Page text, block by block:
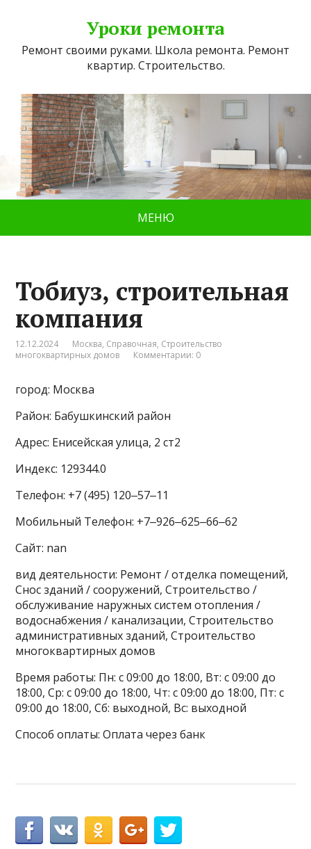
Уроки ремонта
Ремонт своими руками. Школа ремонта. Ремонт
квартир. Строительство.
МЕНЮ
Тобиуз, строительная
компания
12.12.2024 Москва, Справочная, Строительство
многоквартирных домов
Комментарии: 0
город: Москва
Район: Бабушкинский район
Адрес: Енисейская улица, 2 ст2
Индекс: 129344.0
Телефон: +7 (495) 120‒57‒11
Мобильный Телефон: +7‒926‒625‒66‒62
Сайт: nan
вид деятельности: Ремонт / отделка помещений,
Снос зданий / сооружений, Строительство /
обслуживание наружных систем отопления /
водоснабжения / канализации, Строительство
административных зданий, Строительство
многоквартирных домов
Время работы: Пн: с 09:00 до 18:00, Вт: с 09:00 до
18:00, Ср: с 09:00 до 18:00, Чт: с 09:00 до 18:00, Пт: с
09:00 до 18:00, Сб: выходной, Вс: выходной
Способ оплаты: Оплата через банк